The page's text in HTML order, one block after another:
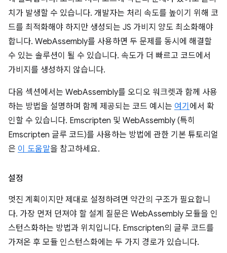
치가 발생할 수 있습니다. 개발자는 처리 속도를 높이기 위해 코
드를 최적화해야 하지만 생성되는 JS 가비지 양도 최소화해야
합니다. WebAssembly를 사용하면 두 문제를 동시에 해결할
수 있는 솔루션이 될 수 있습니다. 속도가 더 빠르고 코드에서
가비지를 생성하지 않습니다.
다음 섹션에서는 WebAssembly를 오디오 워크렛과 함께 사용
하는 방법을 설명하며 함께 제공되는 코드 예시는 여기 에서 확
인할 수 있습니다. Emscripten 및 WebAssembly (특히
Emscripten 글루 코드)를 사용하는 방법에 관한 기본 튜토리얼
은 이 도움말을 참고하세요.
설정
멋진 계획이지만 제대로 설정하려면 약간의 구조가 필요합니
다. 가장 먼저 던져야 할 설계 질문은 WebAssembly 모듈을 인
스턴스화하는 방법과 위치입니다. Emscripten의 글루 코드를
가져온 후 모듈 인스턴스화에는 두 가지 경로가 있습니다.